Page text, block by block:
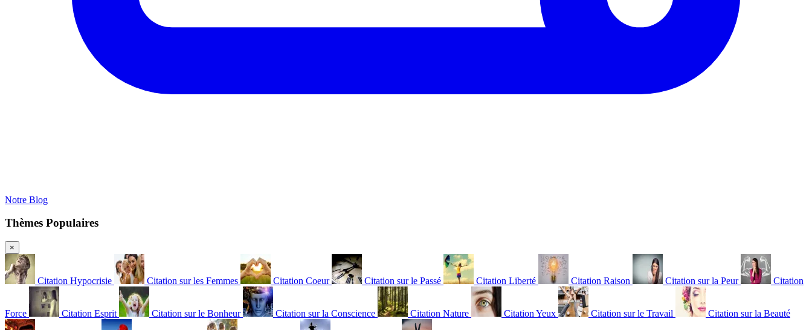
Notre Blog
Thèmes Populaires
×
Citation Hypocrisie Citation sur les Femmes Citation Coeur Citation sur le Passé Citation Liberté Citation Raison Citation sur la Peur Citation
Force Citation Esprit Citation sur le Bonheur Citation sur la Conscience Citation Nature Citation Yeux Citation sur le Travail Citation sur la Beauté